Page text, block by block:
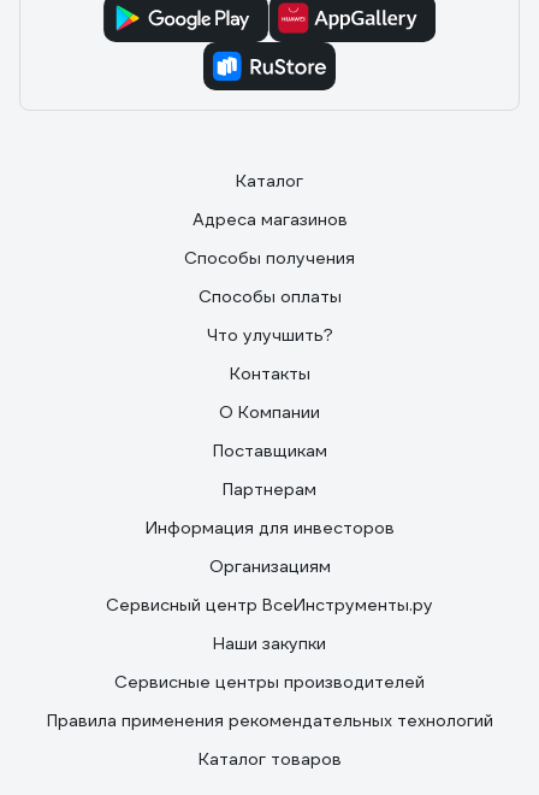
Каталог
Адреса магазинов
Способы получения
Способы оплаты
Что улучшить?
Контакты
О Компании
Поставщикам
Партнерам
Информация для инвесторов
Организациям
Сервисный центр ВсеИнструменты.ру
Наши закупки
Сервисные центры производителей
Правила применения рекомендательных технологий
Каталог товаров